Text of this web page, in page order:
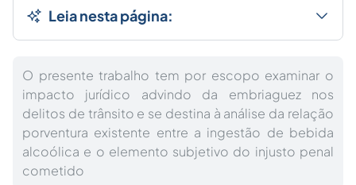
Leia nesta página:
O presente trabalho tem por escopo examinar o
impacto jurídico advindo da embriaguez nos
delitos de trânsito e se destina à análise da relação
porventura existente entre a ingestão de bebida
alcoólica e o elemento subjetivo do injusto penal
cometido